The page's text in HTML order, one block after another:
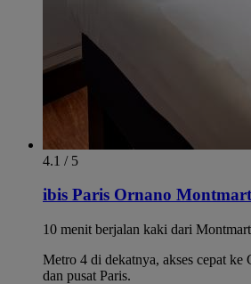
4.1 / 5
ibis Paris Ornano
10 menit berjalan kaki dari
Metro 4 di dekatnya, akses cepat ke
dan pusat Paris.